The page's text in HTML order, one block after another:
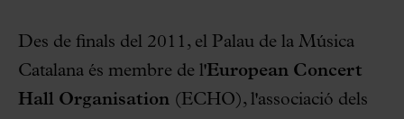
Des de finals del 2011, el Palau de la Música
Catalana és membre de l'European Concert
Hall Organisation (ECHO), l'associació dels